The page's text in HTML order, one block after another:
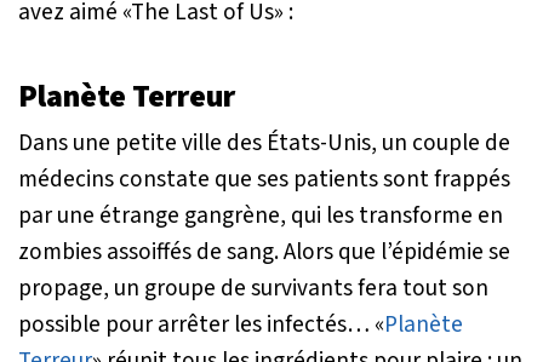
avez aimé «The Last of Us» :
Planète Terreur
Dans une petite ville des États-Unis, un couple de
médecins constate que ses patients sont frappés
par une étrange gangrène, qui les transforme en
zombies assoiffés de sang. Alors que l’épidémie se
propage, un groupe de survivants fera tout son
possible pour arrêter les infectés… «Planète